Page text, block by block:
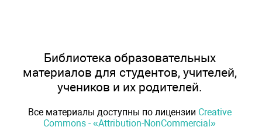
Библиотека образовательных
материалов для студентов, учителей,
учеников и их родителей.
Все материалы доступны по лицензии Creative
Commons - «Attribution-NonCommercial»